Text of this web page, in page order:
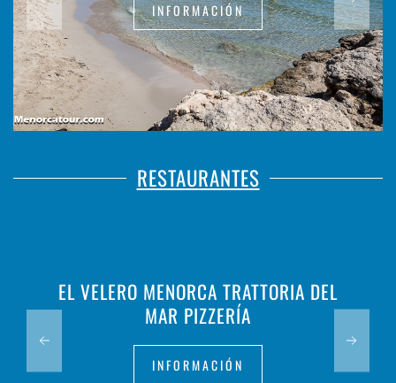
INFORMACIÓN
RESTAURANTES
EL VELERO MENORCA TRATTORIA DEL
MAR PIZZERÍA
INFORMACIÓN